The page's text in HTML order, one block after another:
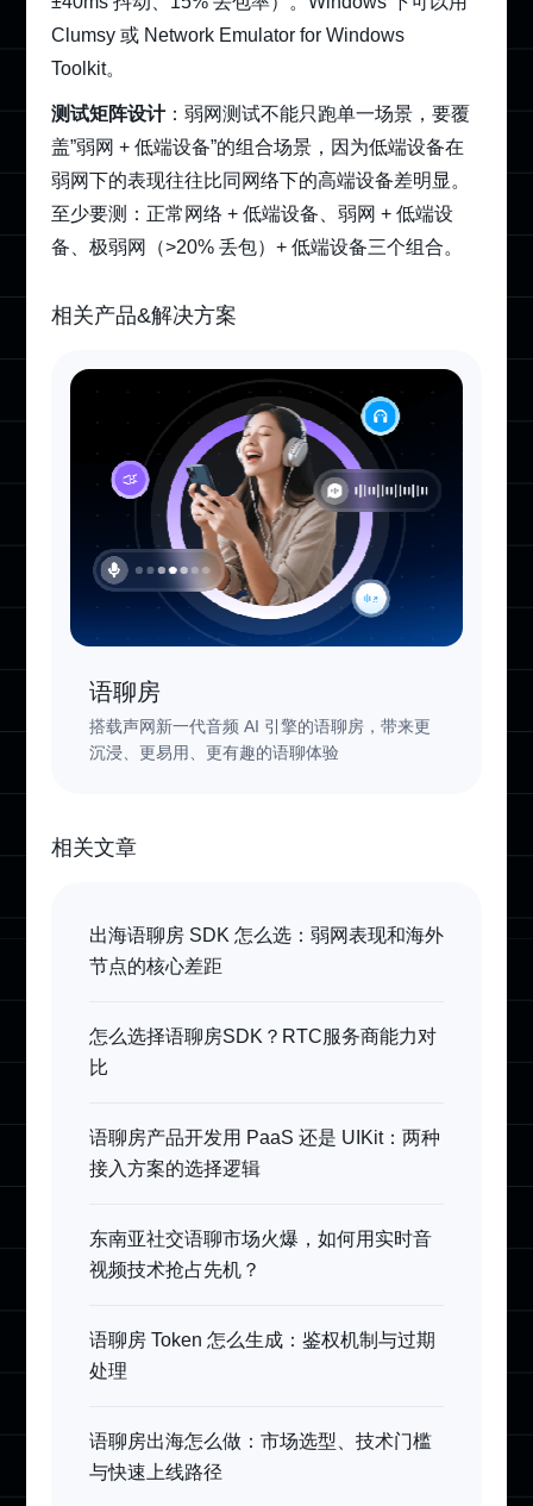
Clumsy 或 Network Emulator for Windows
Toolkit。
测试矩阵设计：弱网测试不能只跑单一场景，要覆
盖”弱网 + 低端设备”的组合场景，因为低端设备在
弱网下的表现往往比同网络下的高端设备差明显。
至少要测：正常网络 + 低端设备、弱网 + 低端设
备、极弱网（>20% 丢包）+ 低端设备三个组合。
相关产品&解决方案
语聊房
搭载声网新一代音频 AI 引擎的语聊房，带来更
沉浸、更易用、更有趣的语聊体验
相关文章
出海语聊房 SDK 怎么选：弱网表现和海外
节点的核心差距
怎么选择语聊房SDK？RTC服务商能力对
比
语聊房产品开发用 PaaS 还是 UIKit：两种
接入方案的选择逻辑
东南亚社交语聊市场火爆，如何用实时音
视频技术抢占先机？
语聊房 Token 怎么生成：鉴权机制与过期
处理
语聊房出海怎么做：市场选型、技术门槛
与快速上线路径